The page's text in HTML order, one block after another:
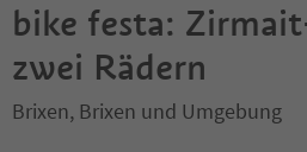
bike festa:
zwei Rädern
Brixen, Brixen und Umgebung